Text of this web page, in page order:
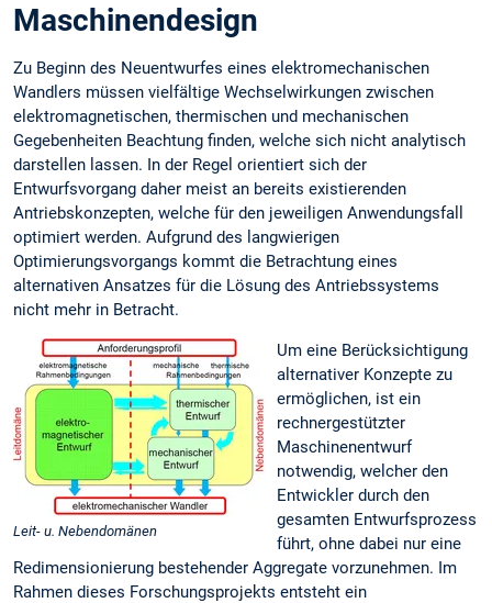
Maschinendesign
Zu Beginn des Neuentwurfes eines elektromechanischen
Wandlers müssen vielfältige Wechselwirkungen zwischen
elektromagnetischen, thermischen und mechanischen
Gegebenheiten Beachtung finden, welche sich nicht analytisch
darstellen lassen. In der Regel orientiert sich der
Entwurfsvorgang daher meist an bereits existierenden
Antriebskonzepten, welche für den jeweiligen Anwendungsfall
optimiert werden. Aufgrund des langwierigen
Optimierungsvorgangs kommt die Betrachtung eines
alternativen Ansatzes für die Lösung des Antriebssystems
nicht mehr in Betracht.
Leit- u. Nebendomänen
Um eine Berücksichtigung
alternativer Konzepte zu
ermöglichen, ist ein
rechnergestützter
Maschinenentwurf
notwendig, welcher den
Entwickler durch den
gesamten Entwurfsprozess
führt, ohne dabei nur eine
Redimensionierung bestehender Aggregate vorzunehmen. Im
Rahmen dieses Forschungsprojekts entsteht ein